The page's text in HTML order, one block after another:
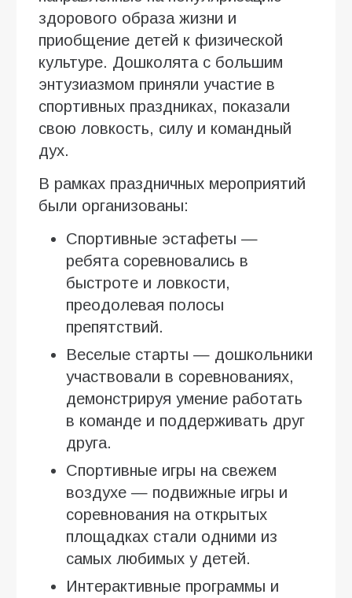
здорового образа жизни и
приобщение детей к физической
культуре. Дошколята с большим
энтузиазмом приняли участие в
спортивных праздниках, показали
свою ловкость, силу и командный
дух.
В рамках праздничных мероприятий
были организованы:
Спортивные эстафеты —
ребята соревновались в
быстроте и ловкости,
преодолевая полосы
препятствий.
Веселые старты — дошкольники
участвовали в соревнованиях,
демонстрируя умение работать
в команде и поддерживать друг
друга.
Спортивные игры на свежем
воздухе — подвижные игры и
соревнования на открытых
площадках стали одними из
самых любимых у детей.
Интерактивные программы и